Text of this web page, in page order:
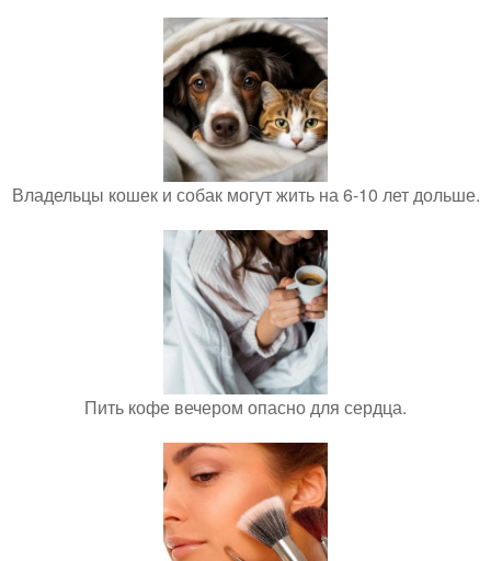
Владельцы кошек и собак могут жить на 6-10 лет дольше.
Пить кофе вечером опасно для сердца.